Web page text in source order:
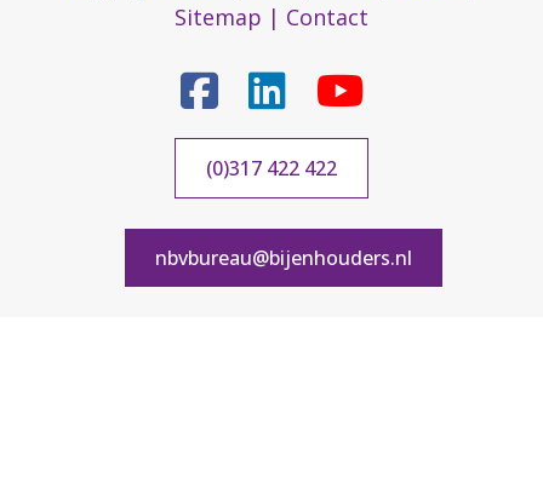
Sitemap | Contact
(0)317 422 422
nbvbureau@bijenhouders.nl